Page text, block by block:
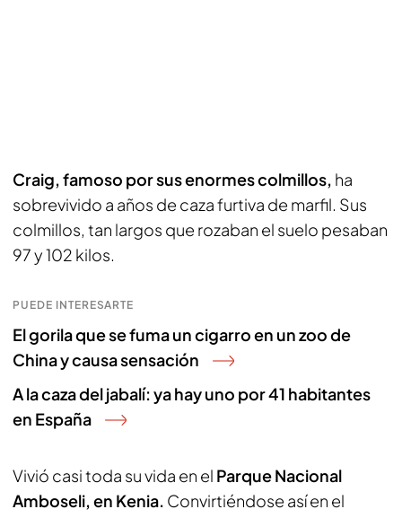
Craig, famoso por sus enormes colmillos, ha
sobrevivido a años de caza furtiva de marfil. Sus
colmillos, tan largos que rozaban el suelo pesaban
97 y 102 kilos.
PUEDE INTERESARTE
El gorila que se fuma un cigarro en un zoo de
China y causa sensación
A la caza del jabalí: ya hay uno por 41 habitantes
en España
Vivió casi toda su vida en el Parque Nacional
Amboseli, en Kenia. Convirtiéndose así en el